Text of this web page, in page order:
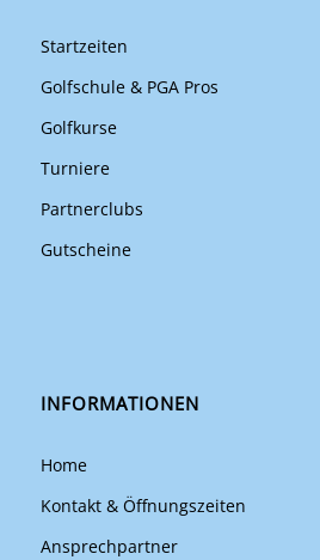
Startzeiten
Golfschule & PGA Pros
Golfkurse
Turniere
Partnerclubs
Gutscheine
INFORMATIONEN
Home
Kontakt & Öffnungszeiten
Ansprechpartner